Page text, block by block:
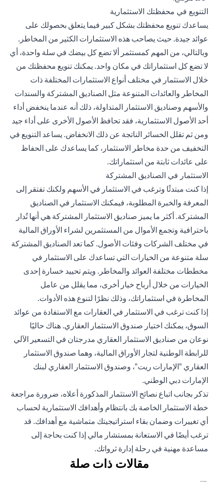
التنويع في محفظتك الاستثمارية
يساعدك تنويع محفظتك بشكل كبير فيما يتعلق بحصولك على
عوائد جيدة. حيث يصاحب هذه الاستثمارات الكثير من المخاطر.
وبالتالي، من المهم كمستثمر ألا تضع كل بيضك في سلة واحدة، أي
لا تضع كل استثماراتك في مكان واحد. يمكنك تنويع محفظتك من
خلال الاستثمار في مختلف أنواع الاستثمارات المختلفة ذات
المخاطر والعائدات المتنوعة مثل الصناديق المشتركة والسندات
والأسهم وصناديق الاستثمار المتداولة، ذلك أنه عندما ينخفض أداء
أحد الأصول الاستثمارية، فقد تحافظ الأصول الأخرى على أداء جيد
ومن ثم تقلل الخسائر الناتجة عن ذلك الانخفاض. يساعد التنويع في
التخفيف من حدة مخاطر الاستثمار، كما يساعدك على الحفاظ
على عائدات ثابتة من استثماراتك.
الاستثمار في الصناديق المشتركة
إذا كنت مبتدئًا وترغب في الاستثمار في الأسهم ولكنك تفتقر إلى
المعرفة والخبرة المطلوبة، فيمكنك الاستثمار في الصناديق
المشتركة. أكثر ما يميز صناديق الاستثمار المشتركة هي أنها تُدار
باحترافية وتجمع الأموال من المستثمرين لشراء الأوراق المالية
في مختلف الشركات وفئات الأصول. كما تعد الصناديق المشتركة
سلة متنوعة من الخيارات التي تساعدك على الاستثمار في
مخططات مختلفة العوائد والمخاطر. ويتم تحييد خسارة إحدى
الخيارات من خلال أرباح خيار أخرى، مما يقلل من عامل
المخاطرة في استثماراتك، وذلك نظرًا لتنوع هذه الأدوات.
إذا كنت ترغب في الاستثمار في العقارات مع الاستفادة من عوائد
السوق، يمكنك اختيار صندوق الاستثمار العقاري. هناك حاليًا
نوعان من صناديق الاستثمار العقاري مدرجتان في التسعير الآلي
للرابطة الوطنية لتجار الأوراق المالية، وهما صندوق الاستثمار
العقاري "الإمارات ريت"، وصندوق الاستثمار العقاري لبنك
الإمارات دبي الوطني.
تذكر بجانب اتباع نصائح الاستثمار المذكورة أعلاه، ضرورة مراجعة
خطة الاستثمار الخاصة بك بانتظام وأهدافك الاستثمارية لحساب
أي تغييرات وضمان بقاء استراتيجيتك متماشية مع أهدافك. قد
ترغب أيضًا في الاستعانة بمستشار مالي إذا كنت بحاجة إلى
مساعدة مهنية في رحلة إدارة ثرواتك.
مقالات ذات صلة